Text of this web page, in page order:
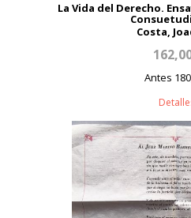
La Vida del Derecho.
Costa,
Antes